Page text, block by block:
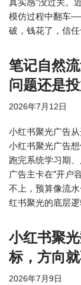
真实感”没过关。
模仿过程中翻车
破，钱花了，信
笔记自然
问题还是
2026年7月12日
小红书聚光广告
小红书聚光广告
跑完系统学习期
广告主卡在”开户
不上，预算像流
红书聚光的底层
小红书聚
标，方向
2026年7月9日